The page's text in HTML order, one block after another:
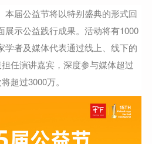
本届公益节将以特别盛典的形式回
展示公益践行成果。活动将有1000
学者及媒体代表通过线上、线下的
任演讲嘉宾，深度参与媒体超过
超过3000万。